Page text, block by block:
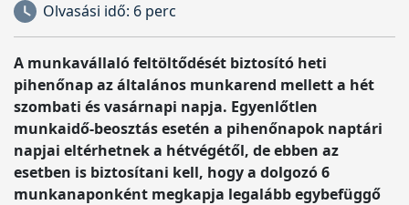
Olvasási idő: 6 perc
A munkavállaló feltöltődését biztosító heti
pihenőnap az általános munkarend mellett a hét
szombati és vasárnapi napja. Egyenlőtlen
munkaidő-beosztás esetén a pihenőnapok naptári
napjai eltérhetnek a hétvégétől, de ebben az
esetben is biztosítani kell, hogy a dolgozó 6
munkanaponként megkapja legalább egybefüggő